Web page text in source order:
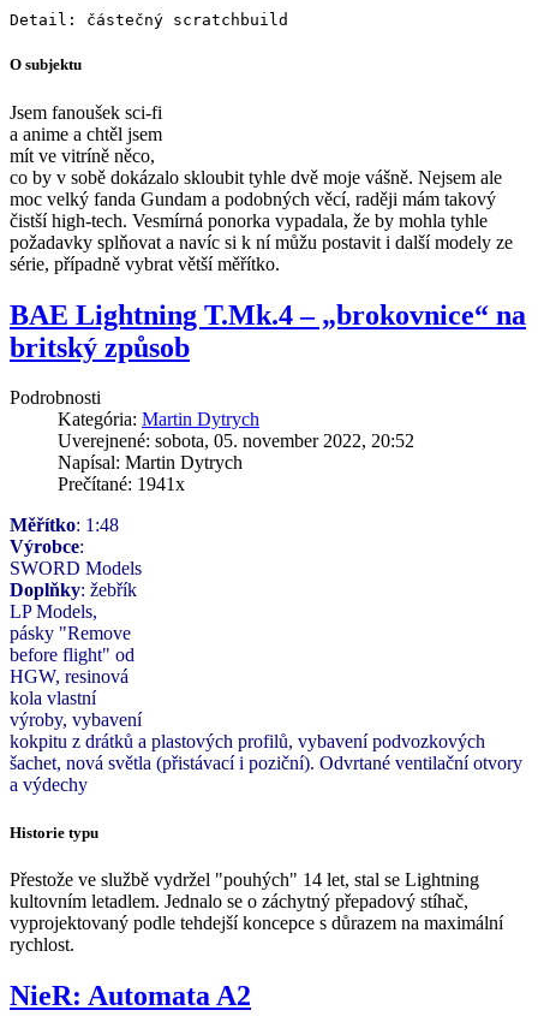
O subjektu
Jsem fanoušek sci-fi
a anime a chtěl jsem
mít ve vitríně něco,
co by v sobě dokázalo skloubit tyhle dvě moje vášně. Nejsem ale
moc velký fanda Gundam a podobných věcí, raději mám takový
čistší high-tech. Vesmírná ponorka vypadala, že by mohla tyhle
požadavky splňovat a navíc si k ní můžu postavit i další modely ze
série, případně vybrat větší měřítko.
BAE Lightning T.Mk.4 – „brokovnice“ na
britský způsob
Podrobnosti
Kategória: Martin Dytrych
Uverejnené: sobota, 05. november 2022, 20:52
Napísal: Martin Dytrych
Prečítané: 1941x
Měřítko: 1:48
Výrobce:
SWORD Models
Doplňky: žebřík
LP Models,
pásky "Remove
before flight" od
HGW, resinová
kola vlastní
výroby, vybavení
kokpitu z drátků a plastových profilů, vybavení podvozkových
šachet, nová světla (přistávací i poziční). Odvrtané ventilační otvory
a výdechy
Historie typu
Přestože ve službě vydržel "pouhých" 14 let, stal se Lightning
kultovním letadlem. Jednalo se o záchytný přepadový stíhač,
vyprojektovaný podle tehdejší koncepce s důrazem na maximální
rychlost.
NieR: Automata A2